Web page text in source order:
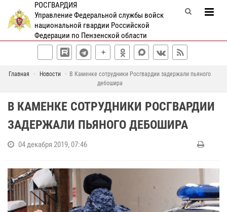
РОСГВАРДИЯ
Управление Федеральной службы войск
национальной гвардии Российской
Федерации по Пензенской области
Главная Новости
В Каменке сотрудники Росгвардии задержали пьяного
дебошира
В КАМЕНКЕ СОТРУДНИКИ РОСГВАРДИИ
ЗАДЕРЖАЛИ ПЬЯНОГО ДЕБОШИРА
04 декабря 2019, 07:46